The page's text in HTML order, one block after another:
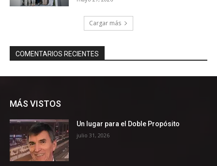
MÁS VISTOS
Un lugar para el Doble Propósito
julio 31, 2026